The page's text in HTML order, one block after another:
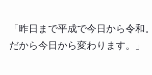
「昨日まで平成で今日から令和。
だから今日から変わります。」